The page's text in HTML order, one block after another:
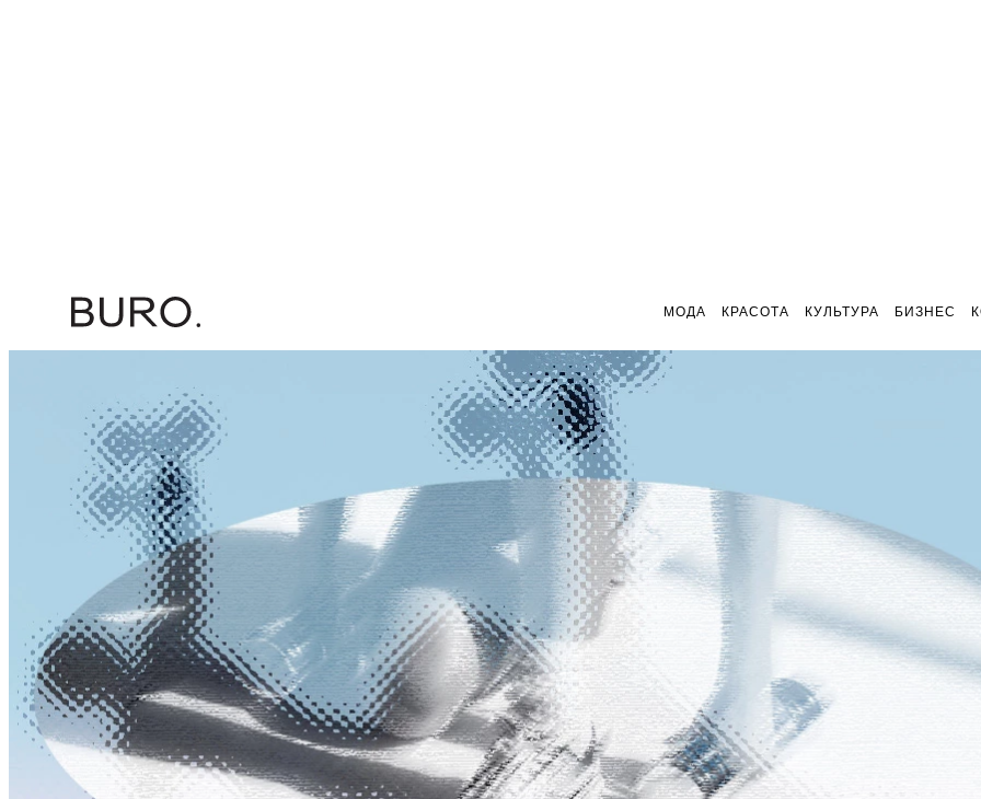
МОДА КРАСОТА КУЛЬТУРА БИЗНЕС